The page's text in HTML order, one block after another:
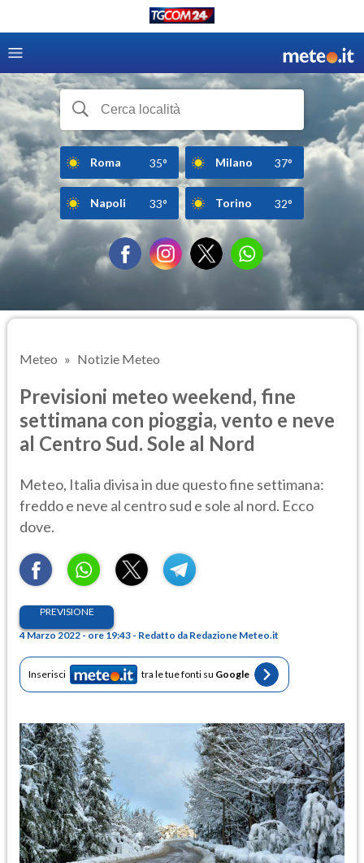
Roma 35° Milano 37°
Napoli 33° Torino 32°
Meteo Notizie Meteo
Previsioni meteo weekend, fine
settimana con pioggia, vento e neve
al Centro Sud. Sole al Nord
Meteo, Italia divisa in due questo fine settimana:
freddo e neve al centro sud e sole al nord. Ecco
dove.
PREVISIONE
4 Marzo 2022 - ore 19:43 - Redatto da Redazione Meteo.it
Inserisci tra le tue fonti su Google